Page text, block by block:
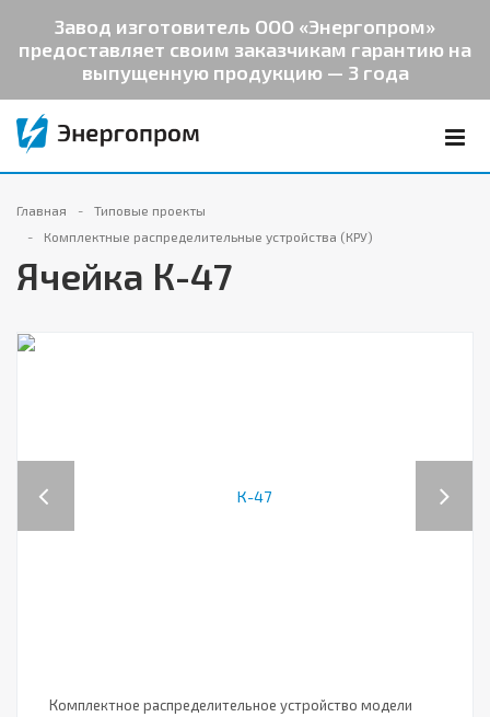
Завод изготовитель ООО «Энергопром»
предоставляет своим заказчикам гарантию на
выпущенную продукцию — 3 года
Главная
Типовые проекты
Комплектные распределительные устройства (КРУ)
Ячейка К-47
Комплектное распределительное устройство модели